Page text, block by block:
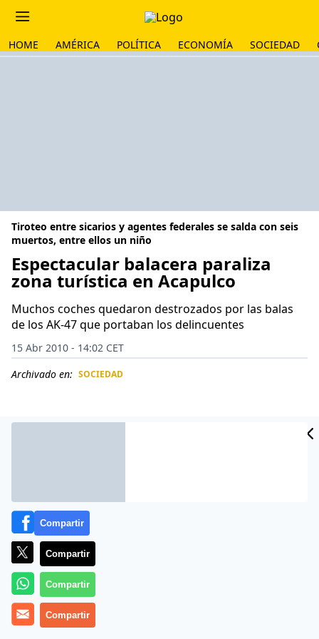
HOME AMÉRICA POLÍTICA ECONOMÍA SOCIEDAD
Tiroteo entre sicarios y agentes federales se salda con seis
muertos, entre ellos un niño
Espectacular balacera paraliza
zona turística en Acapulco
Muchos coches quedaron destrozados por las balas
de los AK-47 que portaban los delincuentes
15 Abr 2010 - 14:02 CET
Archivado en: SOCIEDAD
Un tiroteo entre sicarios y agentes federales en la
Costera Miguel Alemán dejó seis personas muertas,
Compartir
Compartir
Compartir
Compartir